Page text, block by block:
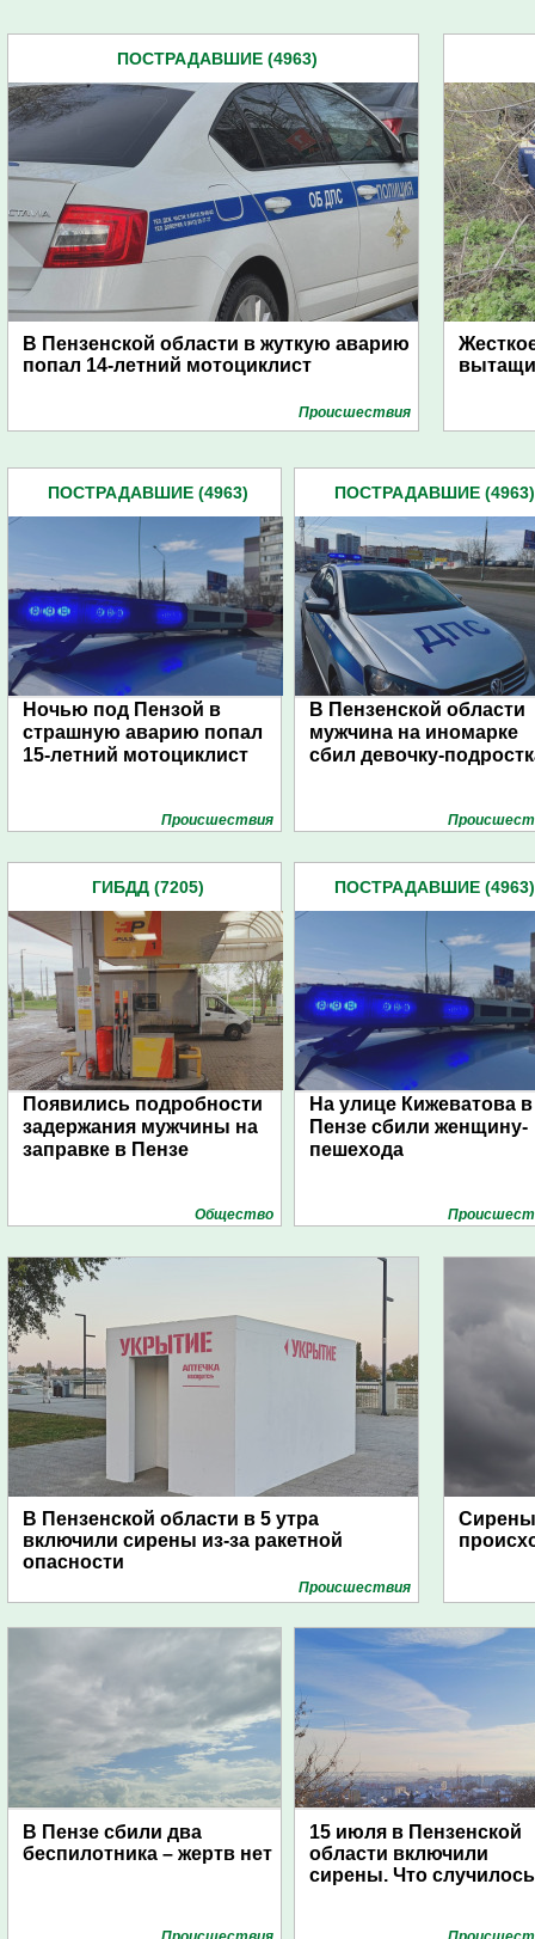
ПОСТРАДАВШИЕ (4963)
В Пензенской области в жуткую аварию
попал 14-летний мотоциклист
Проиcшествия
ПОСТРАДАВШИЕ (4963)
Ночью под Пензой в
страшную аварию попал
15-летний мотоциклист
Проиcшествия
ПОСТРАДАВШИЕ (4963)
В Пензенской области
мужчина на иномарке
сбил девочку-
ГИБДД (7205)
Появились подробности
задержания мужчины на
заправке в Пензе
Общество
ПОСТРАДАВШИЕ (4963)
На улице Кижеватова в
Пензе сбили женщину-
пешехода
В Пензенской области в 5 утра
включили сирены из-за ракетной
опасности
Проиcшествия
Сирены
В Пензе сбили два
беспилотника – жертв нет
15 июля в Пензенской
области включили
сирены. Что